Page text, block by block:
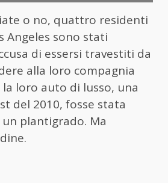
o no, quattro residenti
Angeles sono stati
di essersi travestiti da
alla loro compagnia
la loro auto di lusso, una
del 2010, fosse stata
plantigrado. Ma